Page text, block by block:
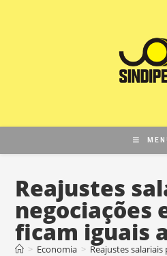
Reajustes
negociações
ficam iguais
> Economia > Reajustes